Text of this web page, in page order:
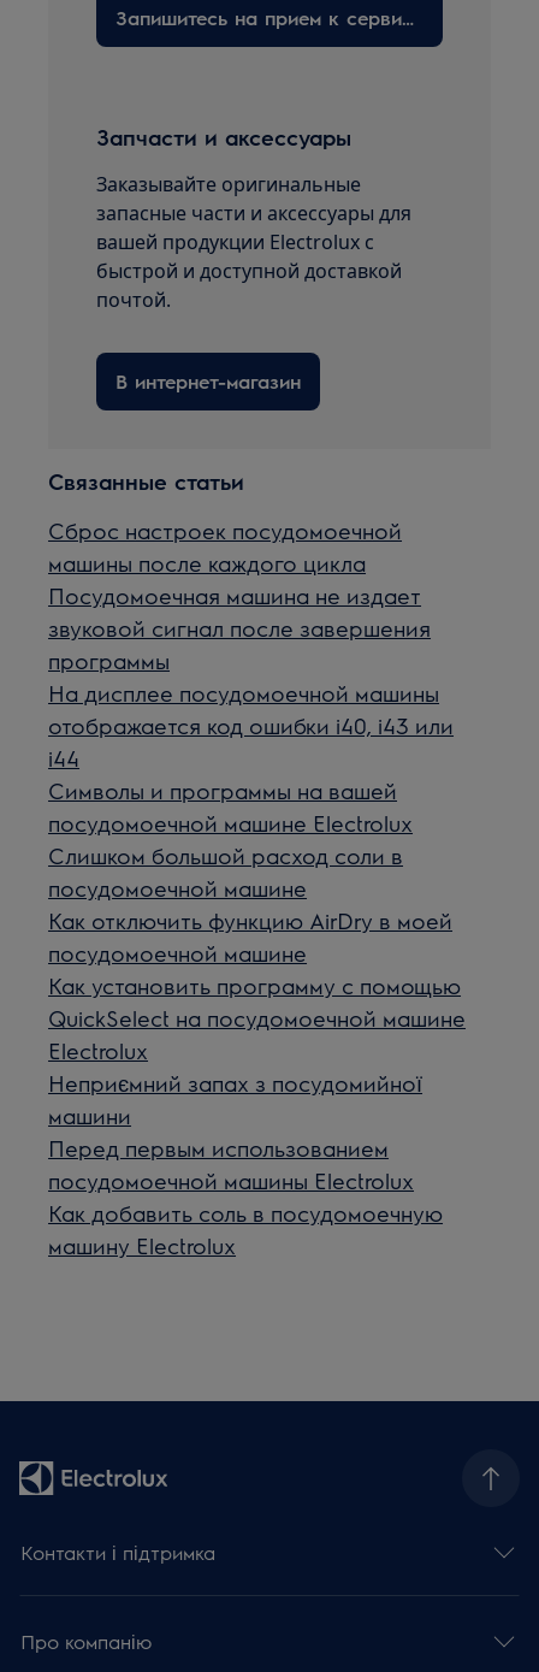
Запишитесь на прием к сервисному технику здесь
Запчасти и аксессуары
Заказывайте оригинальные
запасные части и аксессуары для
вашей продукции Electrolux с
быстрой и доступной доставкой
почтой.
В интернет-магазин
Связанные статьи
Сброс настроек посудомоечной
машины после каждого цикла
Посудомоечная машина не издает
звуковой сигнал после завершения
программы
На дисплее посудомоечной машины
отображается код ошибки i40, i43 или
i44
Символы и программы на вашей
посудомоечной машине Electrolux
Слишком большой расход соли в
посудомоечной машине
Как отключить функцию AirDry в моей
посудомоечной машине
Как установить программу с помощью
QuickSelect на посудомоечной машине
Electrolux
Неприємний запах з посудомийної
машини
Перед первым использованием
посудомоечной машины Electrolux
Как добавить соль в посудомоечную
машину Electrolux
Контакти і підтримка
Про компанію